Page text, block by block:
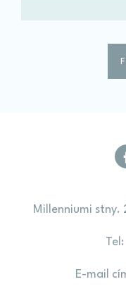
Millenniumi
Tel
E-mail